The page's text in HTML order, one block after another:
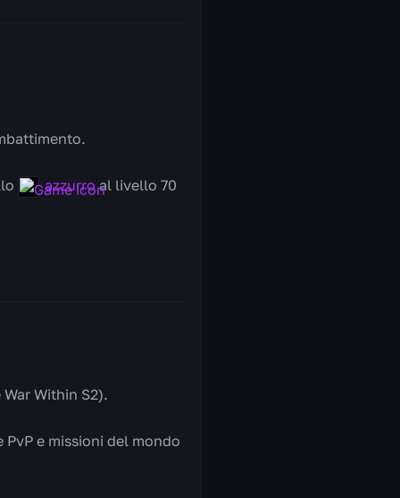
azzurroal livello 70
Within S2).
e missioni del mondo